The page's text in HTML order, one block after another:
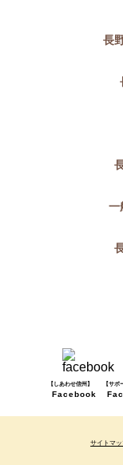
長
一
【しあわせ信州】
Facebook
【サポ
サイトマ